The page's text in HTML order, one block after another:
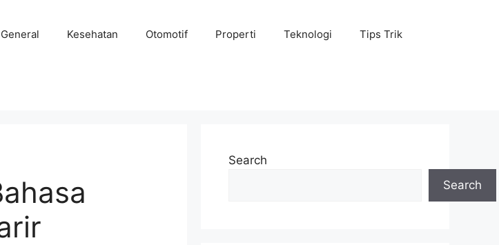
General Kesehatan Otomotif Properti Teknologi Tips Trik
Search
Search